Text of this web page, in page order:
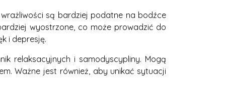
są bardziej podatne na bodźce
wyostrzone, co może prowadzić do
i depresję.
relaksacyjnych i samodyscypliny. Mogą
Ważne jest również, aby unikać sytuacji